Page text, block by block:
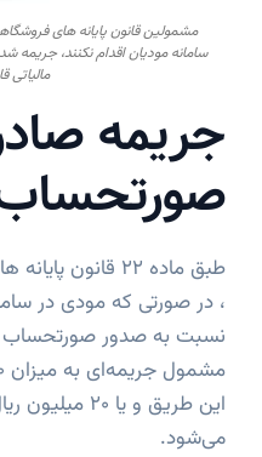
مشمولین قانون پایانه های
سامانه مودیان اقدام نکنند،
جریمه
صورتحساب
طبق ماده 22
، در صورتی که مودی در
نسبت به صدور صورتحساب
این طریق و یا
می‌شود.